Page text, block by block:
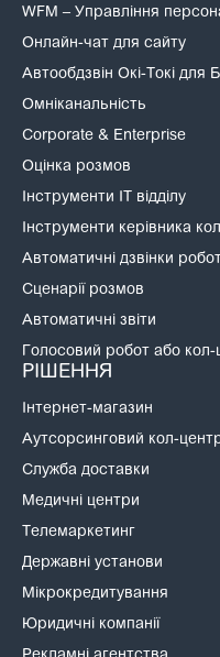
WFM – Управління
Онлайн-чат для сайту
Автообдзвін Окі-Токі для
Омніканальність
Corporate & Enterprise
Оцінка розмов
Інструменти IT відділу
Інструменти керівника
Автоматичні дзвінки
Сценарії розмов
Автоматичні звіти
Голосовий робот або
РІШЕННЯ
Інтернет-магазин
Аутсорсинговий кол-
Служба доставки
Медичні центри
Телемаркетинг
Державні установи
Мікрокредитування
Юридичні компанії